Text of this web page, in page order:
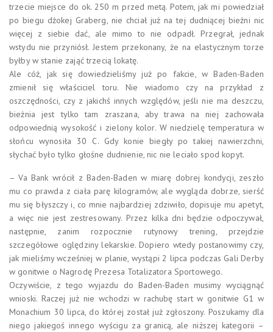
trzecie miejsce do ok. 250 m przed metą. Potem, jak mi powiedział
po biegu dżokej Graberg, nie chciał już na tej dudniącej bieżni nic
więcej z siebie dać, ale mimo to nie odpadł. Przegrał, jednak
wstydu nie przyniósł. Jestem przekonany, że na elastycznym torze
byłby w stanie zająć trzecią lokatę.
Ale cóż, jak się dowiedzieliśmy już po fakcie, w Baden-Baden
zmienił się właściciel toru. Nie wiadomo czy na przykład z
oszczędności, czy z jakichś innych względów, jeśli nie ma deszczu,
bieżnia jest tylko tam zraszana, aby trawa na niej zachowała
odpowiednią wysokość i zielony kolor. W niedzielę temperatura w
słońcu wynosiła 30 C. Gdy konie biegły po takiej nawierzchni,
słychać było tylko głośne dudnienie, nic nie leciało spod kopyt.
– Va Bank wrócił z Baden-Baden w miarę dobrej kondycji, zeszło
mu co prawda z ciała parę kilogramów, ale wygląda dobrze, sierść
mu się błyszczy i, co mnie najbardziej zdziwiło, dopisuje mu apetyt,
a więc nie jest zestresowany. Przez kilka dni będzie odpoczywał,
następnie, zanim rozpocznie rutynowy trening, przejdzie
szczegółowe oględziny lekarskie. Dopiero wtedy postanowimy czy,
jak mieliśmy wcześniej w planie, wystąpi 2 lipca podczas Gali Derby
w gonitwie o Nagrodę Prezesa Totalizatora Sportowego.
Oczywiście, z tego wyjazdu do Baden-Baden musimy wyciągnąć
wnioski. Raczej już nie wchodzi w rachubę start w gonitwie G1 w
Monachium 30 lipca, do której został już zgłoszony. Poszukamy dla
niego jakiegoś innego wyścigu za granicą, ale niższej kategorii –